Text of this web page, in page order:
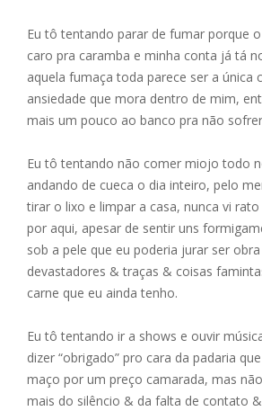
Eu tô tentando parar de fumar porque
caro pra caramba e minha conta já tá
aquela fumaça toda parece ser a única
ansiedade que mora dentro de mim,
mais um pouco ao banco pra não
Eu tô tentando não comer miojo todo
andando de cueca o dia inteiro, pelo
tirar o lixo e limpar a casa, nunca vi
por aqui, apesar de sentir uns
sob a pele que eu poderia jurar ser
devastadores & traças & coisas
carne que eu ainda tenho.
Eu tô tentando ir a shows e ouvir
dizer “obrigado” pro cara da padaria
maço por um preço camarada, mas
mais do silêncio & da falta de contato